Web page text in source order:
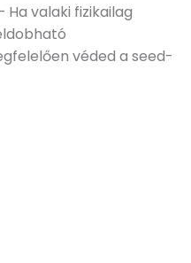
Ha valaki fizikailag
véded a seed-